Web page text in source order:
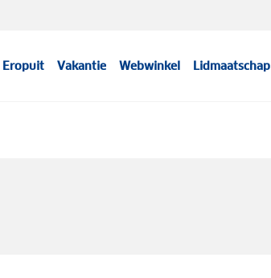
Eropuit Vakantie Webwinkel Lidmaatschap